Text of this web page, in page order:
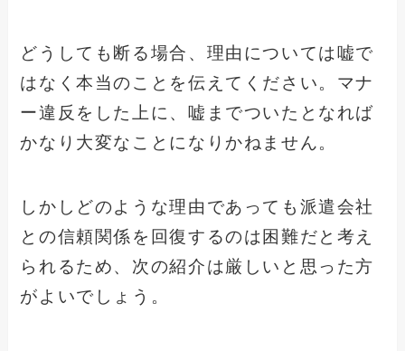
どうしても断る場合、理由については嘘で
はなく本当のことを伝えてください。マナ
ー違反をした上に、嘘までついたとなれば
かなり大変なことになりかねません。
しかしどのような理由であっても派遣会社
との信頼関係を回復するのは困難だと考え
られるため、次の紹介は厳しいと思った方
がよいでしょう。